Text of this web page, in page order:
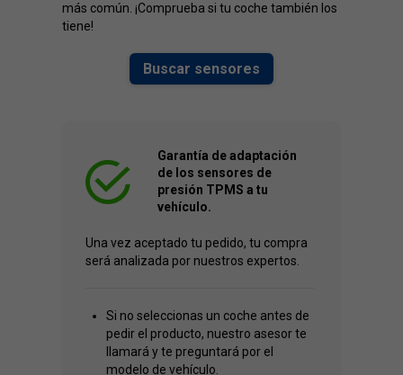
más común. ¡Comprueba si tu coche también los
tiene!
Buscar sensores
Garantía de adaptación
de los sensores de
presión TPMS a tu
vehículo.
Una vez aceptado tu pedido, tu compra
será analizada por nuestros expertos.
Si no seleccionas un coche antes de
pedir el producto, nuestro asesor te
llamará y te preguntará por el
modelo de vehículo.